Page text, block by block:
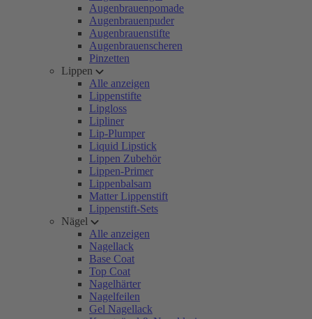
Augenbrauenpomade
Augenbrauenpuder
Augenbrauenstifte
Augenbrauenscheren
Pinzetten
Lippen
Alle anzeigen
Lippenstifte
Lipgloss
Lipliner
Lip-Plumper
Liquid Lipstick
Lippen Zubehör
Lippen-Primer
Lippenbalsam
Matter Lippenstift
Lippenstift-Sets
Nägel
Alle anzeigen
Nagellack
Base Coat
Top Coat
Nagelhärter
Nagelfeilen
Gel Nagellack